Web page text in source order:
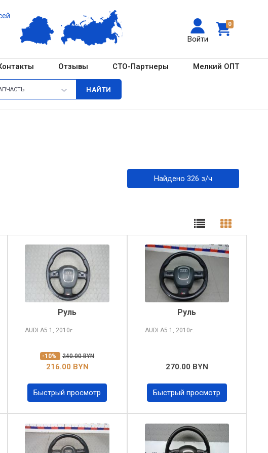
0
Войти
Отзывы СТО-Партнеры Мелкий ОПТ
Найдено 326 з/ч
Руль
AUDI A5 1, 2010г.
-10% 240.00 BYN
216.00 BYN
Быстрый просмотр
Руль
AUDI A5 1, 2010г.
270.00 BYN
Быстрый просмотр